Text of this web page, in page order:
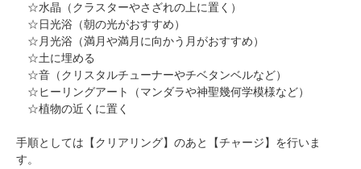
☆水晶（クラスターやさざれの上に置く）
☆日光浴（朝の光がおすすめ）
☆月光浴（満月や満月に向かう月がおすすめ）
☆土に埋める
☆音（クリスタルチューナーやチベタンベルなど）
☆ヒーリングアート（マンダラや神聖幾何学模様など）
☆植物の近くに置く
手順としては【クリアリング】のあと【チャージ】を行いま
す。